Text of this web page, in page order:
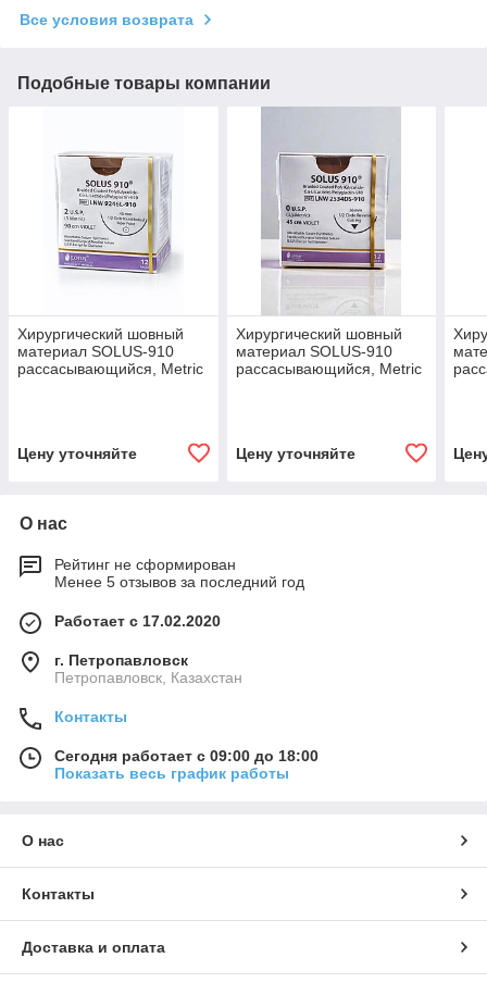
Все условия возврата
Подобные товары компании
Хирургический шовный
материал SOLUS-910
рассасывающийся, Metric
Цену уточняйте
Хирургический шовный
материал SOLUS-910
рассасывающийся, Metric
Цену уточняйте
О нас
Рейтинг не сформирован
Менее 5 отзывов за последний год
Работает с 17.02.2020
г. Петропавловск
Петропавловск, Казахстан
Контакты
Сегодня работает с 09:00 до 18:00
Показать весь график работы
О нас
Контакты
Доставка и оплата